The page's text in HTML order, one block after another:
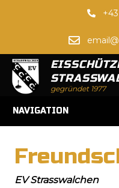
gegründet 1977
NAVIGATION
EV Strasswalchen